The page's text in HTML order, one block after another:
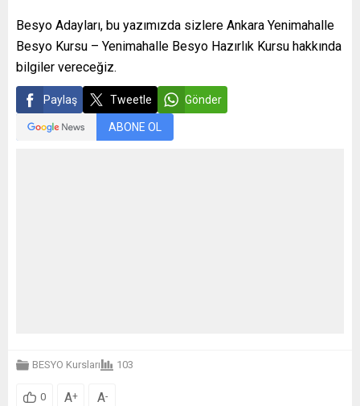
Besyo Adayları, bu yazımızda sizlere Ankara Yenimahalle
Besyo Kursu – Yenimahalle Besyo Hazırlık Kursu hakkında
bilgiler vereceğiz.
Paylaş Tweetle Gönder
ABONE OL
BESYO Kursları 103
0 A+ A-